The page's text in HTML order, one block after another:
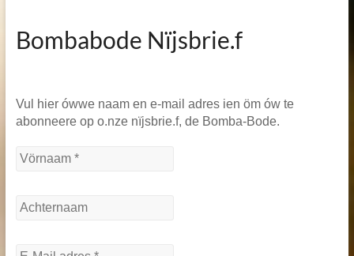
Bombabode Nïjsbrie.f
Vul hier ówwe naam en e-mail adres ien öm ów te
abonneere op o.nze nïjsbrie.f, de Bomba-Bode.